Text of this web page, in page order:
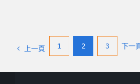
上一頁 1 2 3 下一